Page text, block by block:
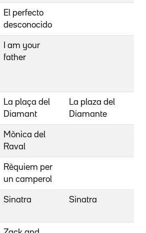
El perfecto
desconocido
I am your
father
La plaça del
Diamant
La plaza del
Diamante
Mònica del
Raval
Rèquiem per
un camperol
Sinatra Sinatra